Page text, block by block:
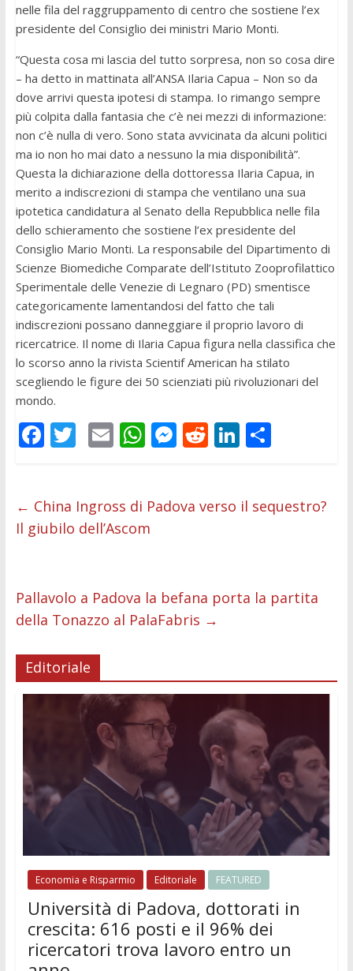
nelle fila del raggruppamento di centro che sostiene l’ex
presidente del Consiglio dei ministri Mario Monti.
“Questa cosa mi lascia del tutto sorpresa, non so cosa dire
– ha detto in mattinata all’ANSA Ilaria Capua – Non so da
dove arrivi questa ipotesi di stampa. Io rimango sempre
più colpita dalla fantasia che c’è nei mezzi di informazione:
non c’è nulla di vero. Sono stata avvicinata da alcuni politici
ma io non ho mai dato a nessuno la mia disponibilità”.
Questa la dichiarazione della dottoressa Ilaria Capua, in
merito a indiscrezioni di stampa che ventilano una sua
ipotetica candidatura al Senato della Repubblica nelle fila
dello schieramento che sostiene l’ex presidente del
Consiglio Mario Monti. La responsabile del Dipartimento di
Scienze Biomediche Comparate dell’Istituto Zooprofilattico
Sperimentale delle Venezie di Legnaro (PD) smentisce
categoricamente lamentandosi del fatto che tali
indiscrezioni possano danneggiare il proprio lavoro di
ricercatrice. Il nome di Ilaria Capua figura nella classifica che
lo scorso anno la rivista Scientif American ha stilato
scegliendo le figure dei 50 scienziati più rivoluzionari del
mondo.
F
b
o
k
T
er
E
l
W
s
A
p
M
e
er
R
di
Li
e
C
di
← China Ingross di Padova verso il sequestro?
Il giubilo dell’Ascom
Pallavolo a Padova la befana porta la partita
della Tonazzo al PalaFabris →
Editoriale
Economia e Risparmio Editoriale FEATURED
Università di Padova, dottorati in
crescita: 616 posti e il 96% dei
ricercatori trova lavoro entro un